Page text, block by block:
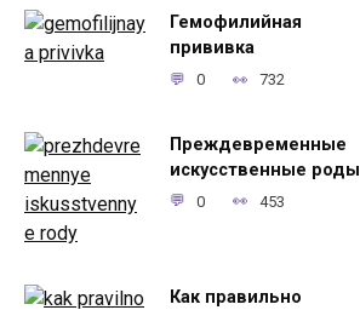
Гемофилийная
прививка
0 732
Преждевременные
искусственные роды
0 453
Как правильно